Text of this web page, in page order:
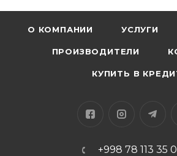
О КОМПАНИИ УСЛУГИ
ПРОИЗВОДИТЕЛИ
КУПИТЬ В
+998 78 113 35